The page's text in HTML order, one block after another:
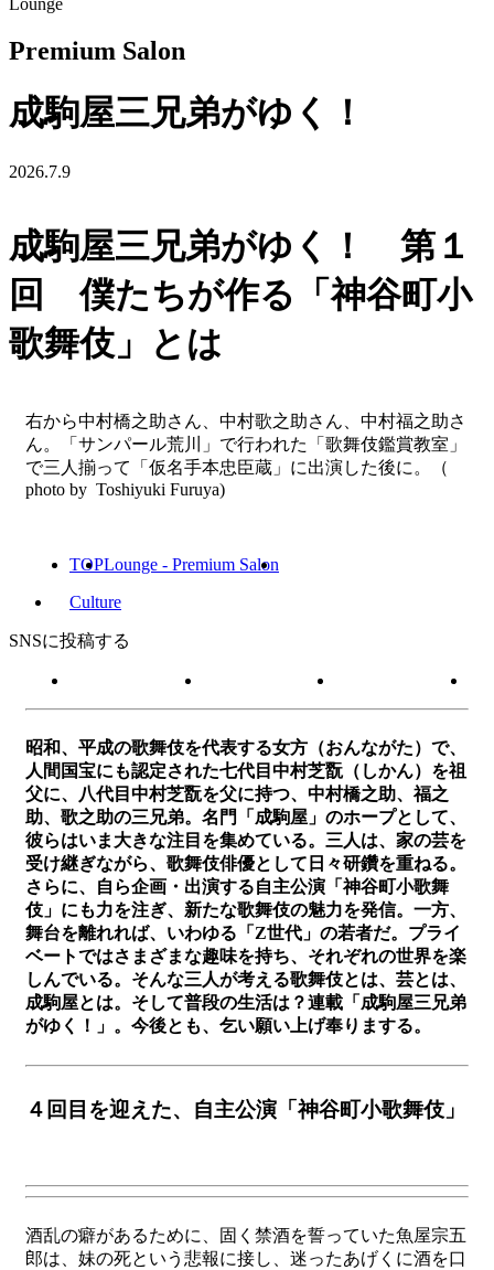
Lounge
Premium Salon
成駒屋三兄弟がゆく！
2026.7.9
成駒屋三兄弟がゆく！ 第１
回 僕たちが作る「神谷町小
歌舞伎」とは
右から中村橋之助さん、中村歌之助さん、中村福之助さ
ん。「サンパール荒川」で行われた「歌舞伎鑑賞教室」
で三人揃って「仮名手本忠臣蔵」に出演した後に。（
photo by Toshiyuki Furuya)
TOPLounge - Premium Salon
Culture
SNSに投稿する
昭和、平成の歌舞伎を代表する女方（おんながた）で、
人間国宝にも認定された七代目中村芝翫（しかん）を祖
父に、八代目中村芝翫を父に持つ、中村橋之助、福之
助、歌之助の三兄弟。名門「成駒屋」のホープとして、
彼らはいま大きな注目を集めている。三人は、家の芸を
受け継ぎながら、歌舞伎俳優として日々研鑽を重ねる。
さらに、自ら企画・出演する自主公演「神谷町小歌舞
伎」にも力を注ぎ、新たな歌舞伎の魅力を発信。一方、
舞台を離れれば、いわゆる「Z世代」の若者だ。プライ
ベートではさまざまな趣味を持ち、それぞれの世界を楽
しんでいる。そんな三人が考える歌舞伎とは、芸とは、
成駒屋とは。そして普段の生活は？連載「成駒屋三兄弟
がゆく！」。今後とも、乞い願い上げ奉りまする。
４回目を迎えた、自主公演「神谷町小歌舞伎」
酒乱の癖があるために、固く禁酒を誓っていた魚屋宗五
郎は、妹の死という悲報に接し、迷ったあげくに酒を口